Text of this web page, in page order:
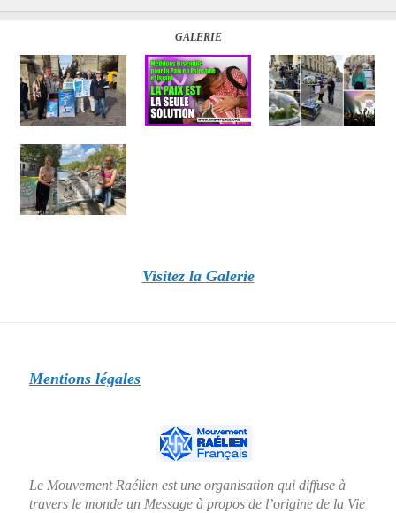
GALERIE
Visitez la Galerie
Mentions légales
Le Mouvement Raélien est une organisation qui diffuse à
travers le monde un Message à propos de l’origine de la Vie